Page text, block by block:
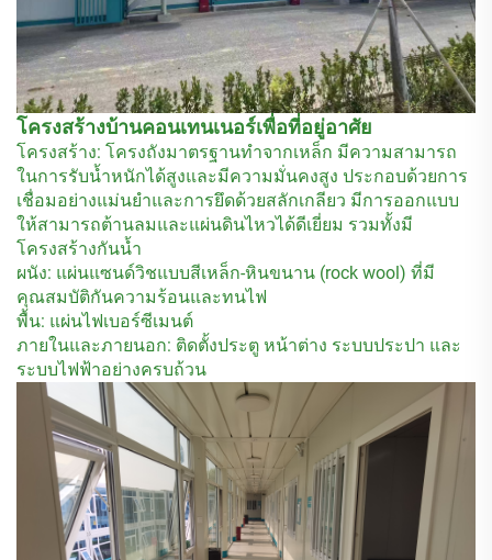
โครงสร้างบ้านคอนเทนเนอร์เพื่อที่อยู่อาศัย
โครงสร้าง: โครงถังมาตรฐานทำจากเหล็ก มีความสามารถ
ในการรับน้ำหนักได้สูงและมีความมั่นคงสูง ประกอบด้วยการ
เชื่อมอย่างแม่นยำและการยึดด้วยสลักเกลียว มีการออกแบบ
ให้สามารถต้านลมและแผ่นดินไหวได้ดีเยี่ยม รวมทั้งมี
โครงสร้างกันน้ำ
ผนัง: แผ่นแซนด์วิชแบบสีเหล็ก-หินขนาน (rock wool) ที่มี
คุณสมบัติกันความร้อนและทนไฟ
พื้น: แผ่นไฟเบอร์ซีเมนต์
ภายในและภายนอก: ติดตั้งประตู หน้าต่าง ระบบประปา และ
ระบบไฟฟ้าอย่างครบถ้วน